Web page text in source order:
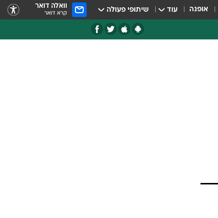
אופנה עוד שיתופי פעולה וואלה דואר
קרא דואר